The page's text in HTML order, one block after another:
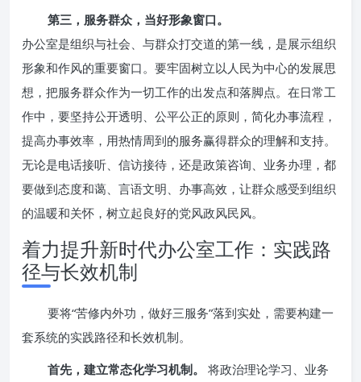
第三，服务群众，当好形象窗口。
办公室是组织与社会、与群众打交道的第一线，是展示组织
形象和作风的重要窗口。要牢固树立以人民为中心的发展思
想，把服务群众作为一切工作的出发点和落脚点。在日常工
作中，要坚持公开透明、公平公正的原则，简化办事流程，
提高办事效率，用热情周到的服务赢得群众的理解和支持。
无论是电话接听、信访接待，还是政策咨询、业务办理，都
要做到态度和蔼、言语文明、办事高效，让群众感受到组织
的温暖和关怀，树立起良好的党风政风民风。
着力提升新时代办公室工作：实践路
径与长效机制
要将“苦修内外功，做好三服务”落到实处，需要构建一
套系统的实践路径和长效机制。
首先，建立常态化学习机制。
将政治理论学习、业务